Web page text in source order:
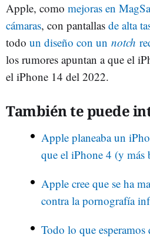
Apple, como mejoras en
cámaras, con pantallas de alta
todo un diseño con un notch
los rumores apuntan a que el
el iPhone 14 del 2022.
También te puede
Apple planeaba un
que el iPhone 4 (y más
Apple cree que se ha
contra la pornografía
Todo lo que